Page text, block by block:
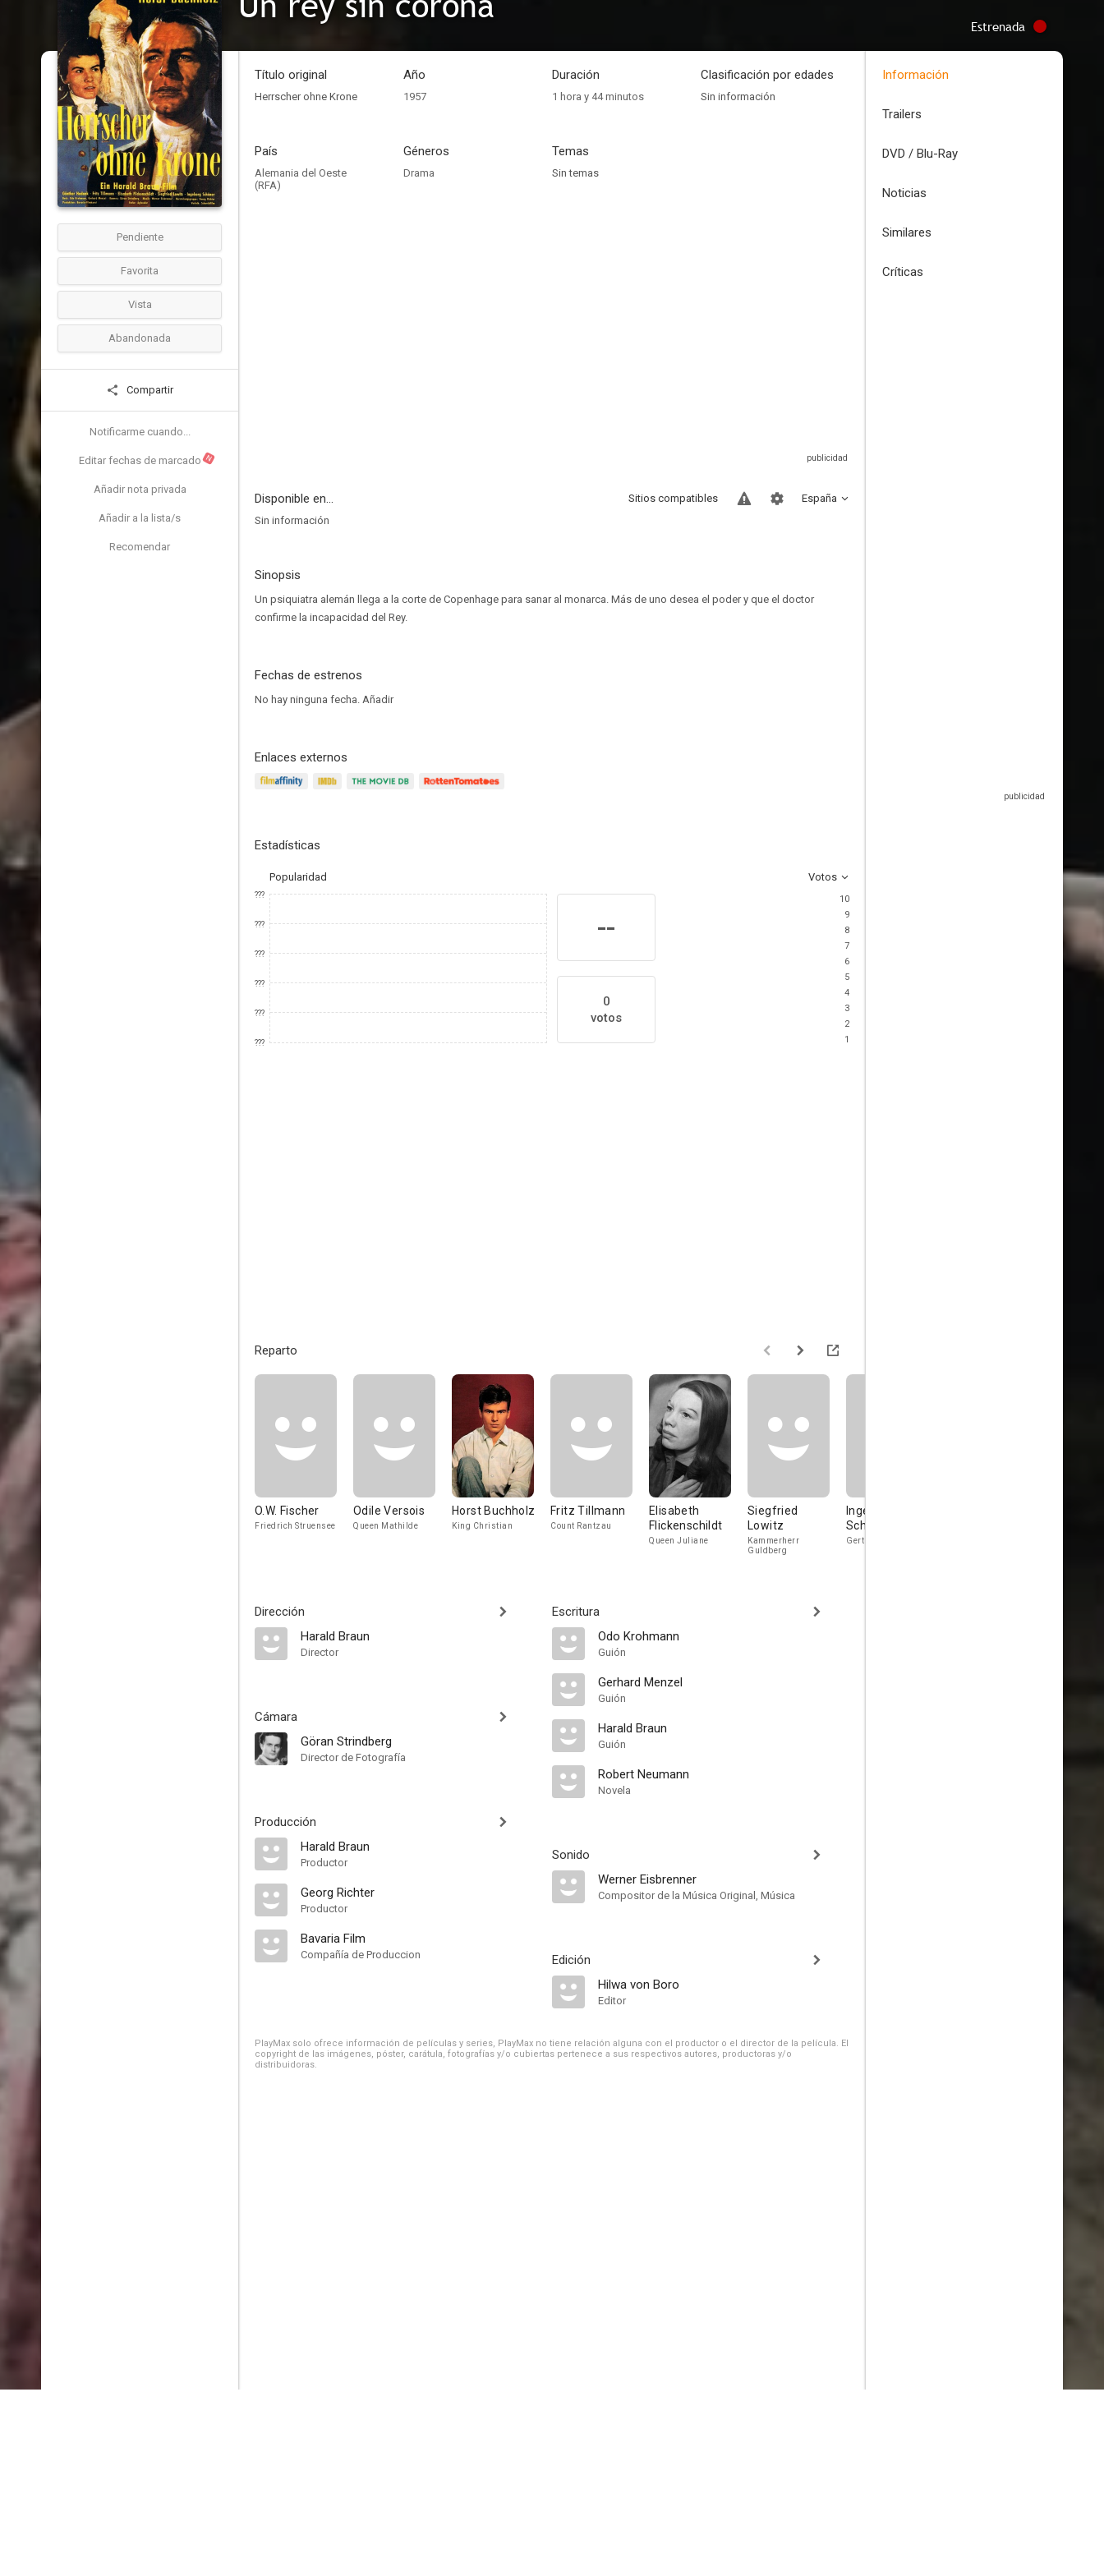
Estrenada
Pendiente
Favorita
Vista
Abandonada
Compartir
Notificarme cuando...
Editar fechas de marcado N
Añadir nota privada
Añadir a la lista/s
Recomendar
Título original
Herrscher ohne Krone
Año
1957
Duración
1 hora y 44 minutos
Clasificación por edades
Sin información
País
Alemania del Oeste
(RFA)
Géneros
Drama
Temas
Sin temas
Disponible en... España
Sitios compatibles
Sin información
Sinopsis
Un psiquiatra alemán llega a la corte de Copenhage para sanar al monarca. Más de uno desea el poder y que el doctor
confirme la incapacidad del Rey.
Fechas de estrenos
No hay ninguna fecha. Añadir
Enlaces externos
Estadísticas
Popularidad Votos
???
???
???
???
???
???
--
0
votos
10
9
8
7
6
5
4
3
2
1
Reparto
O.W. Fischer
Friedrich Struensee
Odile Versois
Queen Mathilde
Horst Buchholz
King Christian
Fritz Tillmann
Count Rantzau
Elisabeth
Flickenschildt
Queen Juliane
Siegfried
Lowitz
Kammerherr
Guldberg
Ingeborg
Schöner
Gertrud von Eyben
Dirección
Harald Braun
Director
Cámara
Göran Strindberg
Director de Fotografía
Producción
Harald Braun
Productor
Georg Richter
Productor
Bavaria Film
Compañía de Produccion
Escritura
Odo Krohmann
Guión
Gerhard Menzel
Guión
Harald Braun
Guión
Robert Neumann
Novela
Sonido
Werner Eisbrenner
Compositor de la Música Original, Música
Edición
Hilwa von Boro
Editor
PlayMax solo ofrece información de películas y series, PlayMax no tiene relación alguna con el productor o el director de la película. El
copyright de las imágenes, póster, carátula, fotografías y/o cubiertas pertenece a sus respectivos autores, productoras y/o
distribuidoras.
Información
Trailers
DVD / Blu-Ray
Noticias
Similares
Críticas